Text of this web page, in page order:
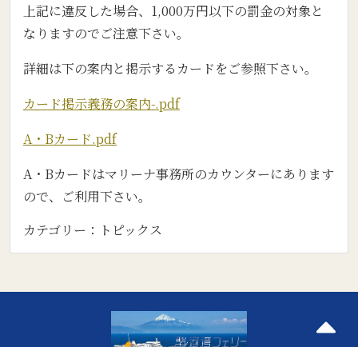
上記に違反した場合、1,000万円以下の罰金の対象と
なりますのでご注意下さい。
詳細は下の案内と掲示するカードをご参照下さい。
カード掲示義務の案内-.pdf
A・Bカード.pdf
A・Bカードはマリーナ事務所のカウンターにあります
ので、ご利用下さい。
カテゴリー： トピックス